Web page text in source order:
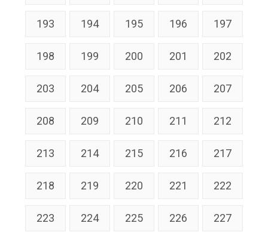
193 194 195 196 197
198 199 200 201 202
203 204 205 206 207
208 209 210 211 212
213 214 215 216 217
218 219 220 221 222
223 224 225 226 227